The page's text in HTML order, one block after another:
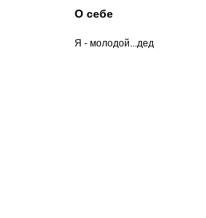
О себе
Я - молодой...дед